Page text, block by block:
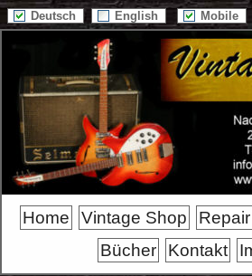
Deutsch English Mobile
Home Vintage Shop
Bücher
Kontakt